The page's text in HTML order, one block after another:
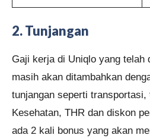
2.Tunjangan
Gaji kerja di Uniqlo yang telah
masih akan ditambahkan
tunjangan seperti
Kesehatan, THR dan diskon
ada 2 kali bonus yang akan